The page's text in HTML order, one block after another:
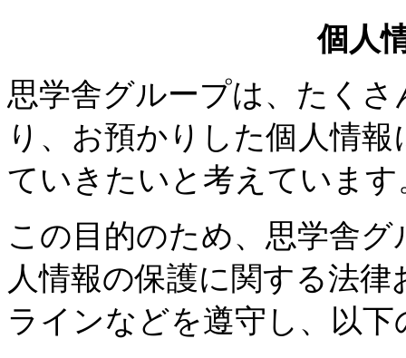
個人
思学舎グループは、たく
り、お預かりした個人情
ていきたいと考えています
この目的のため、思学舎
人情報の保護に関する法
ラインなどを遵守し、以